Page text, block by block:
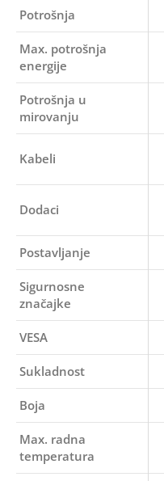
Potrošnja
Max. potrošnja
energije
Potrošnja u
mirovanju
Kabeli
Dodaci
Postavljanje
Sigurnosne
značajke
VESA
Sukladnost
Boja
Max. radna
temperatura